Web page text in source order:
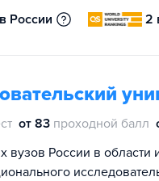
России 2
от 83 проходной балл
России в